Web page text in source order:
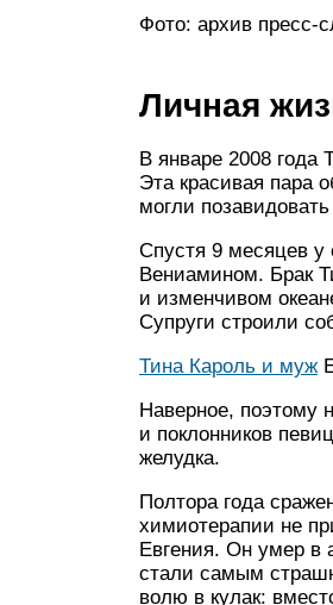
Фото: архив пресс-
Личная
В январе 2008 года
Эта красивая пара
могли
Спустя 9 месяцев у
Вениамином. Брак
и изменчивом
Супруги строили
Тина Кароль и муж
Наверное, поэтому
и поклонников
желудка.
Полтора года
химиотерапии не
Евгения. Он умер в
стали самым
волю в кулак: